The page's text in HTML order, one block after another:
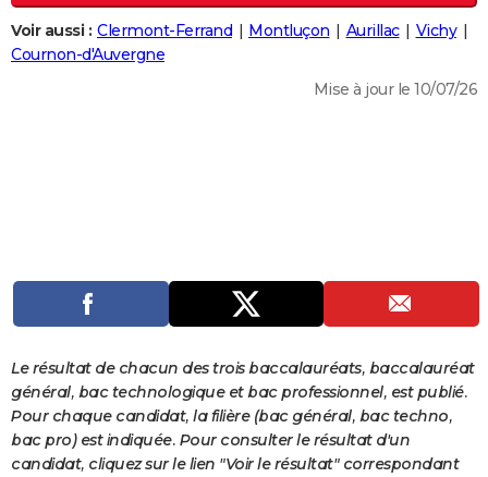
Destinations
City break
Voyage nature
Voyage de noces
Forum
Climat
+
PHOTO
COPAINS D'AVANT
S'inscrire
Se connecter
Lycées
Collèges
Primaires
Universités
Entreprises
Service militaire
Avis de recherche
FORUM
Bricolage
Lifestyle
Culture
Sport
Auto
Television
Voyage
Cinema
Voir aussi : Clermont-Ferrand Montluçon Aurillac
Vichy
Cournon-d'Auvergne
Mise à jour le 10/07/26
Le résultat de chacun des trois baccalauréats, baccalauréat
général, bac technologique et bac professionnel, est publié.
Pour chaque candidat, la filière (bac général, bac techno,
bac pro) est indiquée. Pour consulter le résultat d'un
candidat, cliquez sur le lien "Voir le résultat" correspondant